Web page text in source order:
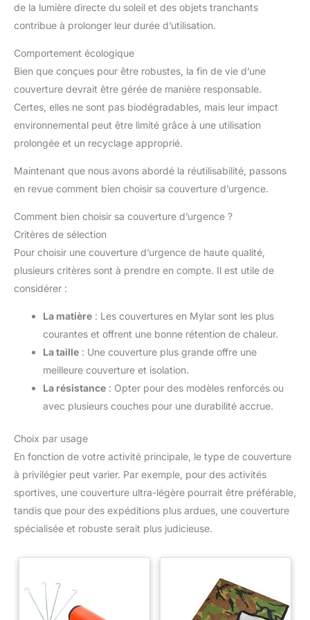
multifonction, 1 Scie portable , 1 Marteau brise vitre , 1
Lampe , 1 Boussole Mousqueton , 1 Sifflet , 1 kit de pêche. 1 Sac
adhésif , 1 Bandage , 1 Garrot , etc
de la lumière directe du soleil et des objets tranchants
contribue à prolonger leur durée d’utilisation.
Comportement écologique
Bien que conçues pour être robustes, la fin de vie d’une
couverture devrait être gérée de manière responsable.
Certes, elles ne sont pas biodégradables, mais leur impact
environnemental peut être limité grâce à une utilisation
prolongée et un recyclage approprié.
Maintenant que nous avons abordé la réutilisabilité, passons
en revue comment bien choisir sa couverture d’urgence.
Comment bien choisir sa couverture d’urgence ?
Critères de sélection
Pour choisir une couverture d’urgence de haute qualité,
plusieurs critères sont à prendre en compte. Il est utile de
considérer :
La matière : Les couvertures en Mylar sont les plus
courantes et offrent une bonne rétention de chaleur.
La taille : Une couverture plus grande offre une
meilleure couverture et isolation.
La résistance : Opter pour des modèles renforcés ou
avec plusieurs couches pour une durabilité accrue.
Choix par usage
En fonction de votre activité principale, le type de couverture
à privilégier peut varier. Par exemple, pour des activités
sportives, une couverture ultra-légère pourrait être préférable,
tandis que pour des expéditions plus ardues, une couverture
spécialisée et robuste serait plus judicieuse.